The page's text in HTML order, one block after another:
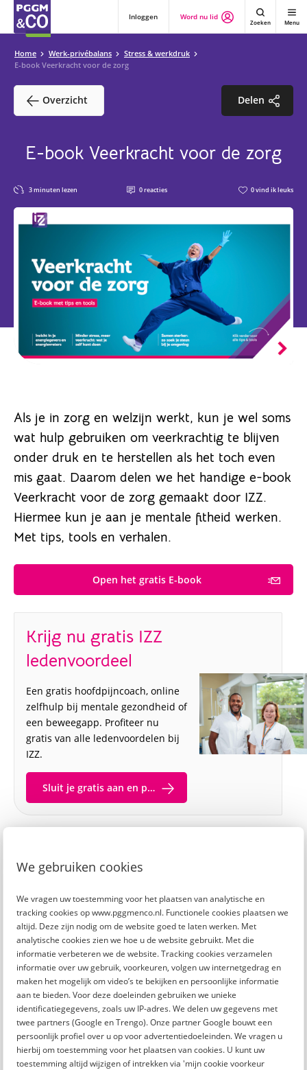
We gebruiken cookies
We vragen uw toestemming voor het plaatsen van analytische en
tracking cookies op www.pggmenco.nl. Functionele cookies plaatsen we
altijd. Deze zijn nodig om de website goed te laten werken. Met
analytische cookies zien we hoe u de website gebruikt. Met die
informatie verbeteren we de website. Tracking cookies verzamelen
informatie over uw gebruik, voorkeuren, volgen uw internetgedrag en
maken het mogelijk om video’s te bekijken en persoonlijke informatie
aan te bieden. Voor deze doeleinden gebruiken we unieke
identificatiegegevens, zoals uw IP-adres. We delen uw gegevens met
twee partners (Google en Trengo). Onze partner Google bouwt een
persoonlijk profiel over u op voor advertentiedoeleinden. We vragen u
hierbij om toestemming voor het plaatsen van cookies. U kunt uw
toestemming altijd wijzigen of intrekken via 'mijn cookie voorkeur
Inloggen Word nu lid
Zoeken Menu
Home Werk-privébalans
Stress & werkdruk
E-book Veerkracht voor de zorg
E-book Veerkracht voor de zorg
3 3minuten lezen
Overzicht Delen
0reacties 0vind ik leuks
Als je in zorg en welzijn werkt, kun je wel soms
wat hulp gebruiken om veerkrachtig te blijven
onder druk en te herstellen als het toch even
mis gaat. Daarom delen we het handige e-book
Veerkracht voor de zorg gemaakt door IZZ.
Hiermee kun je aan je mentale fitheid werken.
Met tips, tools en verhalen.
Open het gratis E-book
Krijg nu gratis IZZ
ledenvoordeel
Een gratis hoofdpijncoach, online
zelfhulp bij mentale gezondheid of
een beweegapp. Profiteer nu
gratis van alle ledenvoordelen bij
IZZ.
Sluit je gratis aan en profiteer
Wat vind jij van dit artikel?
of Plaats je reactie
Dit vind je misschien ook leuk
Verminder je werkdruk met 7 handige tips
Poll: Wat is jouw grootste uitdaging om je hoofd leeg
te maken?